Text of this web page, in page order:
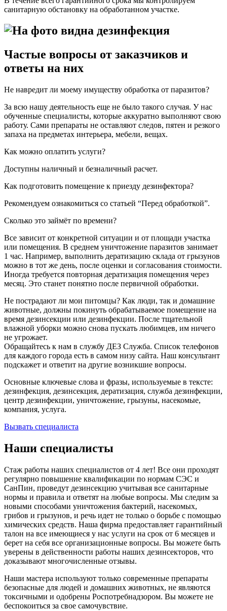
санитарную обстановку на обработанном участке.
Частые вопросы от заказчиков и
ответы на них
Не навредит ли моему имуществу обработка от паразитов?
За всю нашу деятельность еще не было такого случая. У нас
обученные специалисты, которые аккуратно выполняют свою
работу. Сами препараты не оставляют следов, пятен и резкого
запаха на предметах интерьера, мебели, вещах.
Как можно оплатить услуги?
Доступны наличный и безналичный расчет.
Как подготовить помещение к приезду дезинфектора?
Рекомендуем ознакомиться со статьей “Перед обработкой”.
Сколько это займёт по времени?
Все зависит от конкретной ситуации и от площади участка
или помещения. В среднем уничтожение паразитов занимает
1 час. Например, выполнить дератизацию склада от грызунов
можно в тот же день, после оценки и согласования стоимости.
Иногда требуется повторная дератизация помещения через
месяц. Это станет понятно после первичной обработки.
Не пострадают ли мои питомцы? Как люди, так и домашние
животные, должны покинуть обрабатываемое помещение на
время дезинсекции или дезинфекции. После тщательной
влажной уборки можно снова пускать любимцев, им ничего
не угрожает.
Обращайтесь к нам в службу ДЕЗ Служба. Список телефонов
для каждого города есть в самом низу сайта. Наш консультант
подскажет и ответит на другие возникшие вопросы.
Основные ключевые слова и фразы, используемые в тексте:
дезинфекция, дезинсекция, дератизация, служба дезинфекции,
центр дезинфекции, уничтожение, грызуны, насекомые,
компания, услуга.
Вызвать специалиста
Наши специалисты
Стаж работы наших специалистов от 4 лет! Все они проходят
регулярно повышение квалификации по нормам СЭС и
СанПин, проведут дезинсекцию учитывая все санитарные
нормы и правила и ответят на любые вопросы. Мы следим за
новыми способами уничтожения бактерий, насекомых,
грибов и грызунов, и речь идет не только о борьбе с помощью
химических средств. Наша фирма предоставляет гарантийный
талон на все имеющиеся у нас услуги на срок от 6 месяцев и
берет на себя все организационные вопросы. Вы можете быть
уверены в действенности работы наших дезинсекторов, что
доказывают многочисленные отзывы.
Наши мастера используют только современные препараты
безопасные для людей и домашних животных, не являются
токсичными и одобрены Роспотребнадзором. Вы можете не
беспокоиться за свое самочувствие.